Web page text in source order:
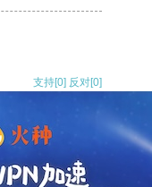
支持[0] 反对[0]
支持[0] 反对